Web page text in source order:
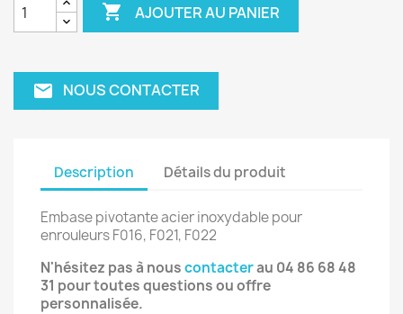
 AJOUTER AU PANIER
email NOUS CONTACTER
Description Détails du produit
Embase pivotante acier inoxydable pour
enrouleurs F016, F021, F022
N'hésitez pas à nouscontacterau 04 86 68 48
31 pour toutes questions ou offre
personnalisée.